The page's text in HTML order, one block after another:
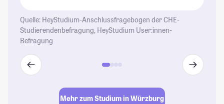
Quelle: HeyStudium-Anschlussfragebogen der CHE-
Studierendenbefragung, HeyStudium User:innen-
Befragung
Mehr zum Studium in Würzburg